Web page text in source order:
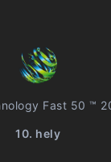
Fast 50 ™
10. hely